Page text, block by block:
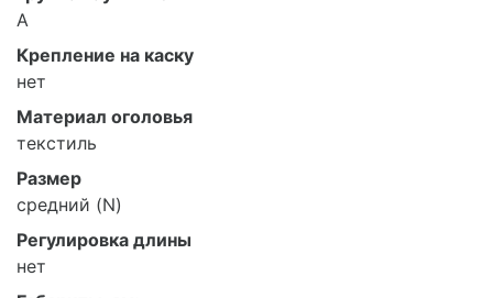
А
Крепление на каску
нет
Материал оголовья
текстиль
Размер
средний (N)
Регулировка длины
нет